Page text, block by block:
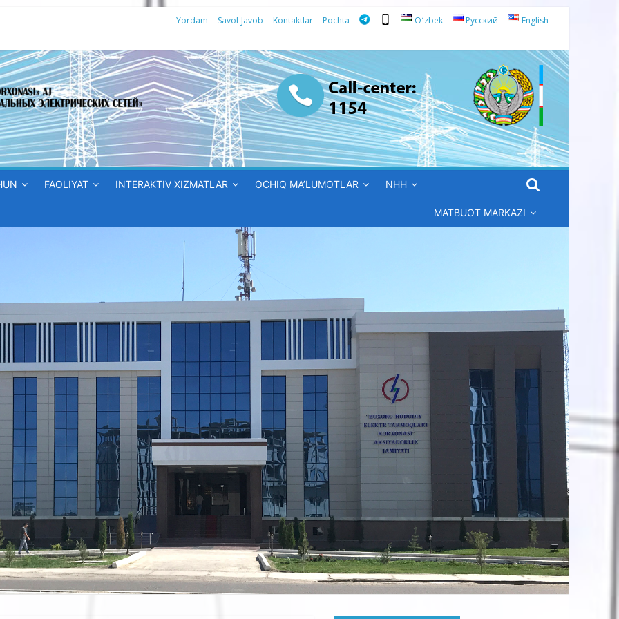
Yordam Savol-Javob Kontaktlar Pochta Oʻzbek Русский English
FAOLIYAT INTERAKTIV XIZMATLAR OCHIQ MA’LUMOTLAR NHH
MATBUOT MARKAZI